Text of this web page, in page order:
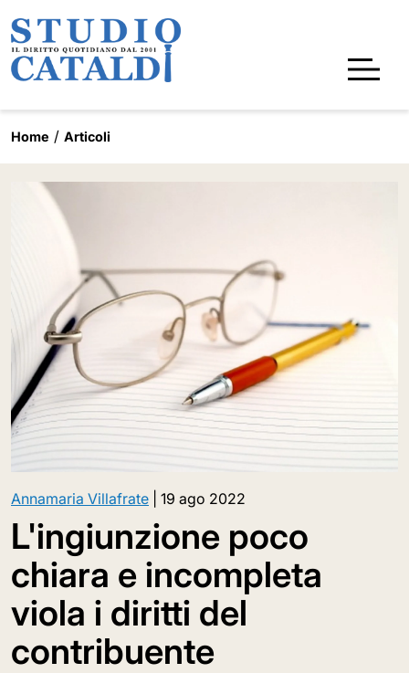
Home Articoli
Annamaria Villafrate 19 ago 2022
L'ingiunzione poco
chiara e incompleta
viola i diritti del
contribuente